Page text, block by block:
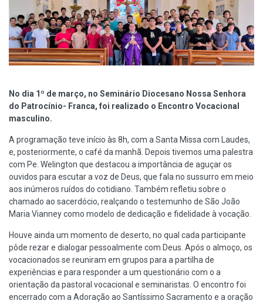
No dia 1º de março, no Seminário Diocesano Nossa Senhora
do Patrocínio- Franca, foi realizado o Encontro Vocacional
masculino.
A programação teve início às 8h, com a Santa Missa com Laudes,
e, posteriormente, o café da manhã. Depois tivemos uma palestra
com Pe. Welington que destacou a importância de aguçar os
ouvidos para escutar a voz de Deus, que fala no sussurro em meio
aos inúmeros ruídos do cotidiano. Também refletiu sobre o
chamado ao sacerdócio, realçando o testemunho de São João
Maria Vianney como modelo de dedicação e fidelidade à vocação.
Houve ainda um momento de deserto, no qual cada participante
pôde rezar e dialogar pessoalmente com Deus. Após o almoço, os
vocacionados se reuniram em grupos para a partilha de
experiências e para responder a um questionário com o a
orientação da pastoral vocacional e seminaristas. O encontro foi
encerrado com a Adoração ao Santíssimo Sacramento e a oração